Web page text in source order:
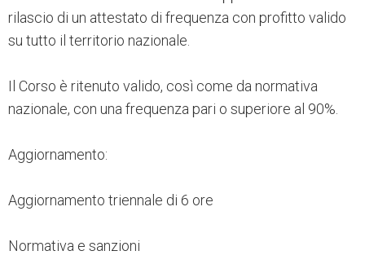
rilascio di un attestato di frequenza con profitto valido
su tutto il territorio nazionale.
Il Corso è ritenuto valido, così come da normativa
nazionale, con una frequenza pari o superiore al 90%.
Aggiornamento:
Aggiornamento triennale di 6 ore
Normativa e sanzioni